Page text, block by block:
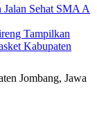
Jalan Sehat SMA A
Tampilkan
Kabupaten
Jombang, Jawa